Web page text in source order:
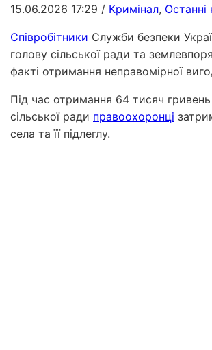
15.06.2026 17:29 / Кримінал, Останні
Співробітники Служби безпеки
голову сільської ради та
факті отримання неправомірної
Під час отримання 64 тисяч
сільської ради правоохоронці
села та її підлеглу.